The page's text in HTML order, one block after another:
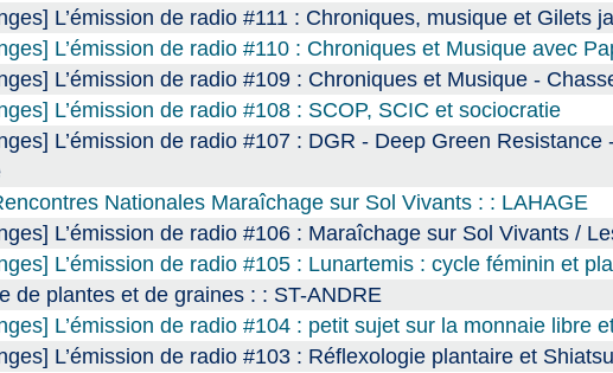
L’émission de radio #111 : Chroniques, musique et Gilets
L’émission de radio #110 : Chroniques et Musique avec
L’émission de radio #109 : Chroniques et Musique -
L’émission de radio #108 : SCOP, SCIC et sociocratie
L’émission de radio #107 : DGR - Deep Green Resistance
Nationales Maraîchage sur Sol Vivants : : LAHAGE
L’émission de radio #106 : Maraîchage sur Sol Vivants /
L’émission de radio #105 : Lunartemis : cycle féminin et
de plantes et de graines : : ST-ANDRE
L’émission de radio #104 : petit sujet sur la monnaie libre
L’émission de radio #103 : Réflexologie plantaire et Shiatsu